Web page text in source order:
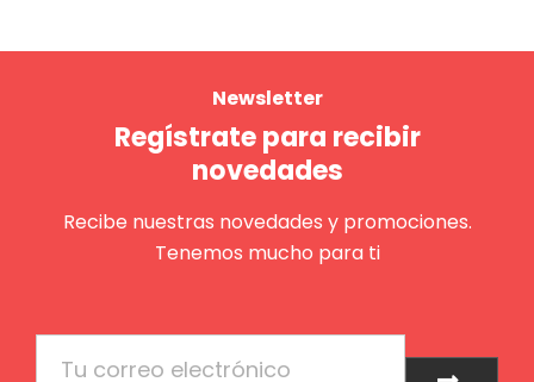
Newsletter
Regístrate para recibir
novedades
Recibe nuestras novedades y promociones.
Tenemos mucho para ti
Enviar